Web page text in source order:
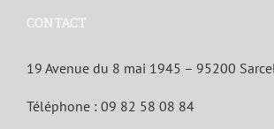
CONTACT
19 Avenue du 8 mai 1945 – 95200
Téléphone : 09 82 58 08 84